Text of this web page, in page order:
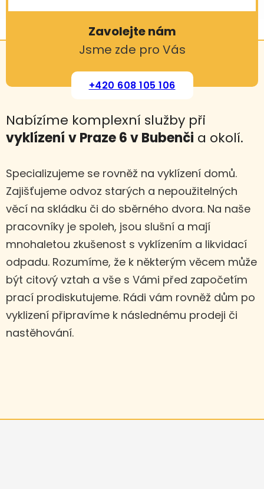
Zavolejte nám
Jsme zde pro Vás
+420 608 105 106
Nabízíme komplexní služby při
vyklízení v Praze 6 v Bubenči a okolí.
Specializujeme se rovněž na vyklízení domů.
Zajišťujeme odvoz starých a nepoužitelných
věcí na skládku či do sběrného dvora. Na naše
pracovníky je spoleh, jsou slušní a mají
mnohaletou zkušenost s vyklízením a likvidací
odpadu. Rozumíme, že k některým věcem může
být citový vztah a vše s Vámi před započetím
prací prodiskutujeme. Rádi vám rovněž dům po
vyklizení připravíme k následnému prodeji či
nastěhování.